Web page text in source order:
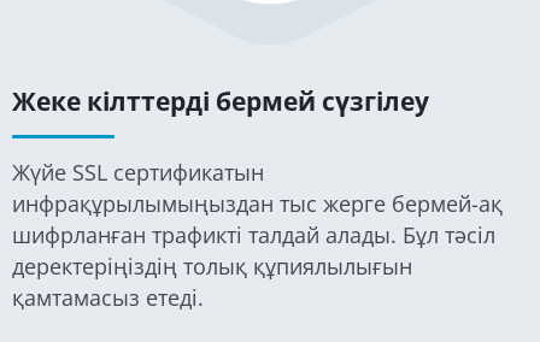
Жеке кілттерді бермей сүзгілеу
Жүйе SSL сертификатын
инфрақұрылымыңыздан тыс жерге бермей-ақ
шифрланған трафикті талдай алады. Бұл тәсіл
деректеріңіздің толық құпиялылығын
қамтамасыз етеді.